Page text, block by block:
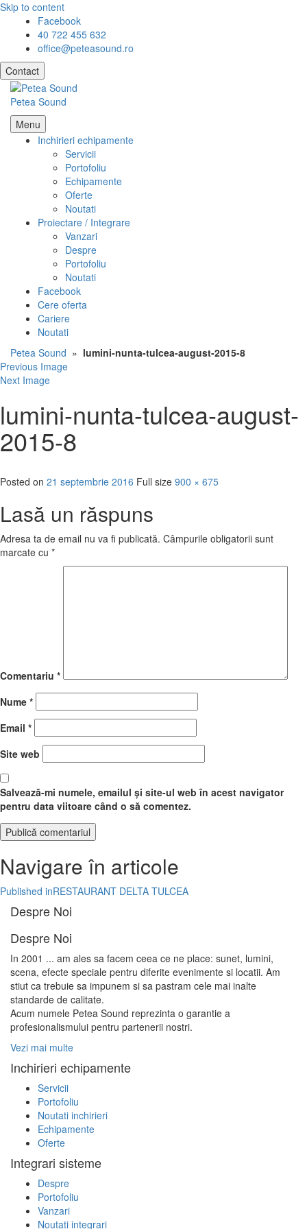
Skip to content
Facebook
40 722 455 632
office@peteasound.ro
Contact
Petea Sound
Menu
Inchirieri echipamente
Servicii
Portofoliu
Echipamente
Oferte
Noutati
Proiectare / Integrare
Vanzari
Despre
Portofoliu
Noutati
Facebook
Cere oferta
Cariere
Noutati
Petea Sound » lumini-nunta-tulcea-august-2015-8
Previous Image
Next Image
lumini-nunta-tulcea-august-
2015-8
Posted on 21 septembrie 2016 Full size 900 × 675
Lasă un răspuns
Adresa ta de email nu va fi publicată. Câmpurile obligatorii sunt
marcate cu *
Comentariu *
Nume *
Email *
Site web
Salvează-mi numele, emailul și site-ul web în acest navigator
pentru data viitoare când o să comentez.
Navigare în articole
Published inRESTAURANT DELTA TULCEA
Despre Noi
Despre Noi
In 2001 ... am ales sa facem ceea ce ne place: sunet, lumini,
scena, efecte speciale pentru diferite evenimente si locatii. Am
stiut ca trebuie sa impunem si sa pastram cele mai inalte
standarde de calitate.
Acum numele Petea Sound reprezinta o garantie a
profesionalismului pentru partenerii nostri.
Vezi mai multe
Inchirieri echipamente
Servicii
Portofoliu
Noutati inchirieri
Echipamente
Oferte
Integrari sisteme
Despre
Portofoliu
Vanzari
Noutati integrari